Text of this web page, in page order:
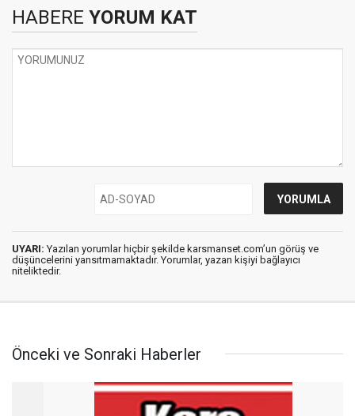
HABERE YORUM KAT
UYARI: Yazılan yorumlar hiçbir şekilde karsmanset.com’un görüş ve
düşüncelerini yansıtmamaktadır. Yorumlar, yazan kişiyi bağlayıcı
niteliktedir.
Önceki ve Sonraki Haberler